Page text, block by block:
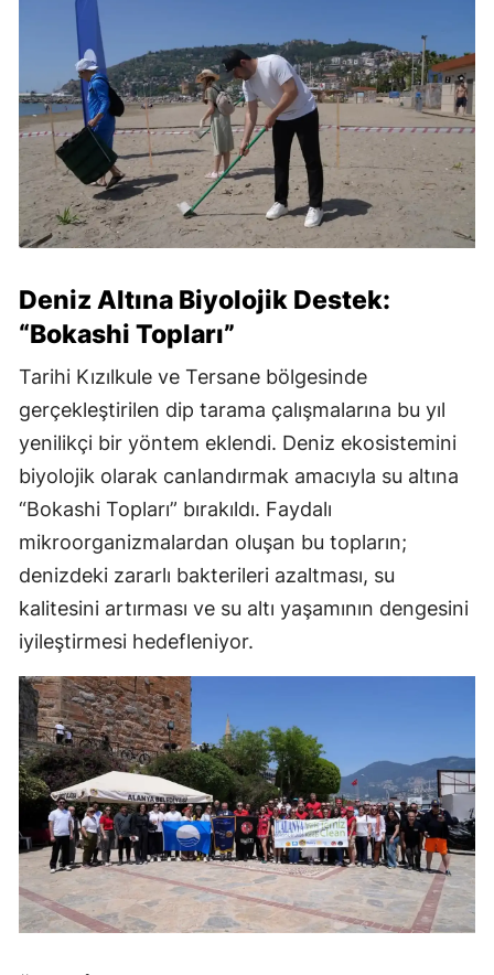
Deniz Altına Biyolojik Destek:
“Bokashi Topları”
Tarihi Kızılkule ve Tersane bölgesinde
gerçekleştirilen dip tarama çalışmalarına bu yıl
yenilikçi bir yöntem eklendi. Deniz ekosistemini
biyolojik olarak canlandırmak amacıyla su altına
“Bokashi Topları” bırakıldı. Faydalı
mikroorganizmalardan oluşan bu topların;
denizdeki zararlı bakterileri azaltması, su
kalitesini artırması ve su altı yaşamının dengesini
iyileştirmesi hedefleniyor.